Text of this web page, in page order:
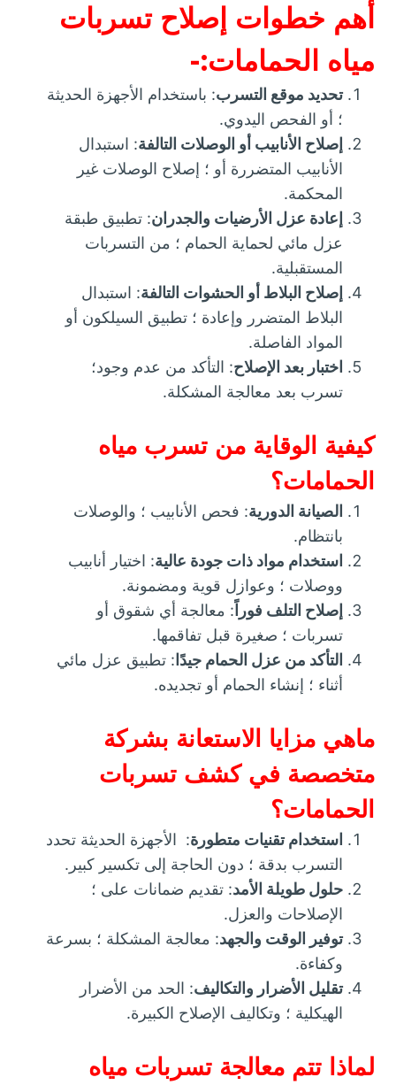
أهم خطوات إصلاح تسربات
مياه الحمامات:-
تحديد موقع التسرب: باستخدام الأجهزة الحديثة
؛ أو الفحص اليدوي.
إصلاح الأنابيب أو الوصلات التالفة: استبدال
الأنابيب المتضررة أو ؛ إصلاح الوصلات غير
المحكمة.
إعادة عزل الأرضيات والجدران: تطبيق طبقة
عزل مائي لحماية الحمام ؛ من التسربات
المستقبلية.
إصلاح البلاط أو الحشوات التالفة: استبدال
البلاط المتضرر وإعادة ؛ تطبيق السيلكون أو
المواد الفاصلة.
اختبار بعد الإصلاح: التأكد من عدم وجود؛
تسرب بعد معالجة المشكلة.
كيفية الوقاية من تسرب مياه
الحمامات؟
الصيانة الدورية: فحص الأنابيب ؛ والوصلات
بانتظام.
استخدام مواد ذات جودة عالية: اختيار أنابيب
ووصلات ؛ وعوازل قوية ومضمونة.
إصلاح التلف فوراً : معالجة أي شقوق أو
تسربات ؛ صغيرة قبل تفاقمها.
التأكد من عزل الحمام جيدًا : تطبيق عزل مائي
أثناء ؛ إنشاء الحمام أو تجديده.
ماهي مزايا الاستعانة بشركة
متخصصة في كشف تسربات
الحمامات؟
استخدام تقنيات متطورة: الأجهزة الحديثة تحدد
التسرب بدقة ؛ دون الحاجة إلى تكسير كبير.
حلول طويلة الأمد: تقديم ضمانات على ؛
الإصلاحات والعزل.
توفير الوقت والجهد: معالجة المشكلة ؛ بسرعة
وكفاءة.
تقليل الأضرار والتكاليف: الحد من الأضرار
الهيكلية ؛ وتكاليف الإصلاح الكبيرة.
لماذا تتم معالجة تسربات مياه